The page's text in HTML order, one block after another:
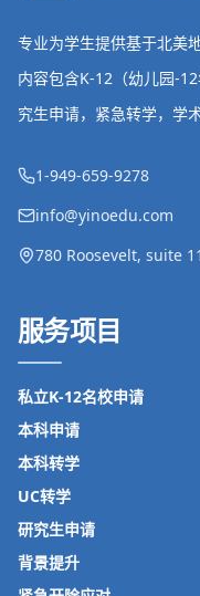
专业为学生提供基于北美
内容包含K-12（幼儿园-
究生申请，紧急转学，学
1-949-659-9278
info@yinoedu.com
780 Roosevelt, suite
服务项目
私立K-12名校申请
本科申请
本科转学
UC转学
研究生申请
背景提升